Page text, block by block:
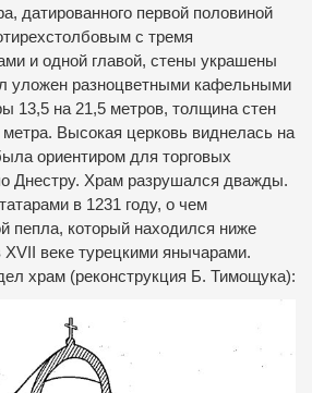
датированного первой половиной
с тремя
и одной главой, стены украшены
уложен разноцветными кафельными
13,5 на 21,5 метров, толщина стен
Высокая церковь виднелась на
ориентиром для торговых
Днестру. Храм разрушался дважды.
в 1231 году, о чем
пепла, который находился ниже
веке турецкими янычарами.
храм (реконструкция Б. Тимощука):